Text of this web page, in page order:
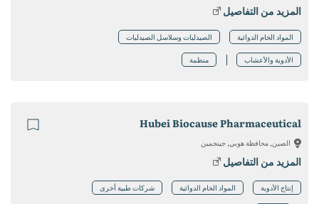
المزيد من التفاصيل
المواد الخام الدوائية الصيدليات وسلاسل الصيدليات
الأدوية والأعشاب منظمة
Hubei Biocause Pharmaceutical
الصين, محافظة هوبي, جينجمين
المزيد من التفاصيل
إنتاج الأدوية المواد الخام الدوائية شركات طبية أخرى